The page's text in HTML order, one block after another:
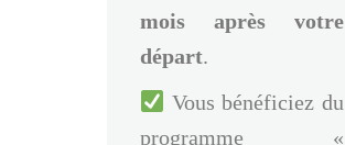
mois après votre
départ.
Vous bénéficiez du
programme «